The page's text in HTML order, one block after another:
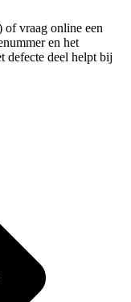
vraag online een
en het
defecte deel helpt bij